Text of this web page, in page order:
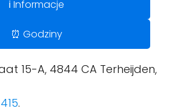
ℹ️ Informacje
⏰ Godziny
15-A, 4844 CA Terheijden,
.